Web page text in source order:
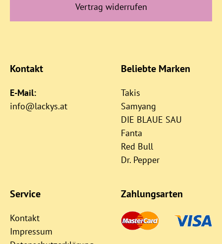
Vertrag widerrufen
Kontakt
E-Mail:
info@lackys.at
Beliebte Marken
Takis
Samyang
DIE BLAUE SAU
Fanta
Red Bull
Dr. Pepper
Service
Kontakt
Impressum
Zahlungsarten